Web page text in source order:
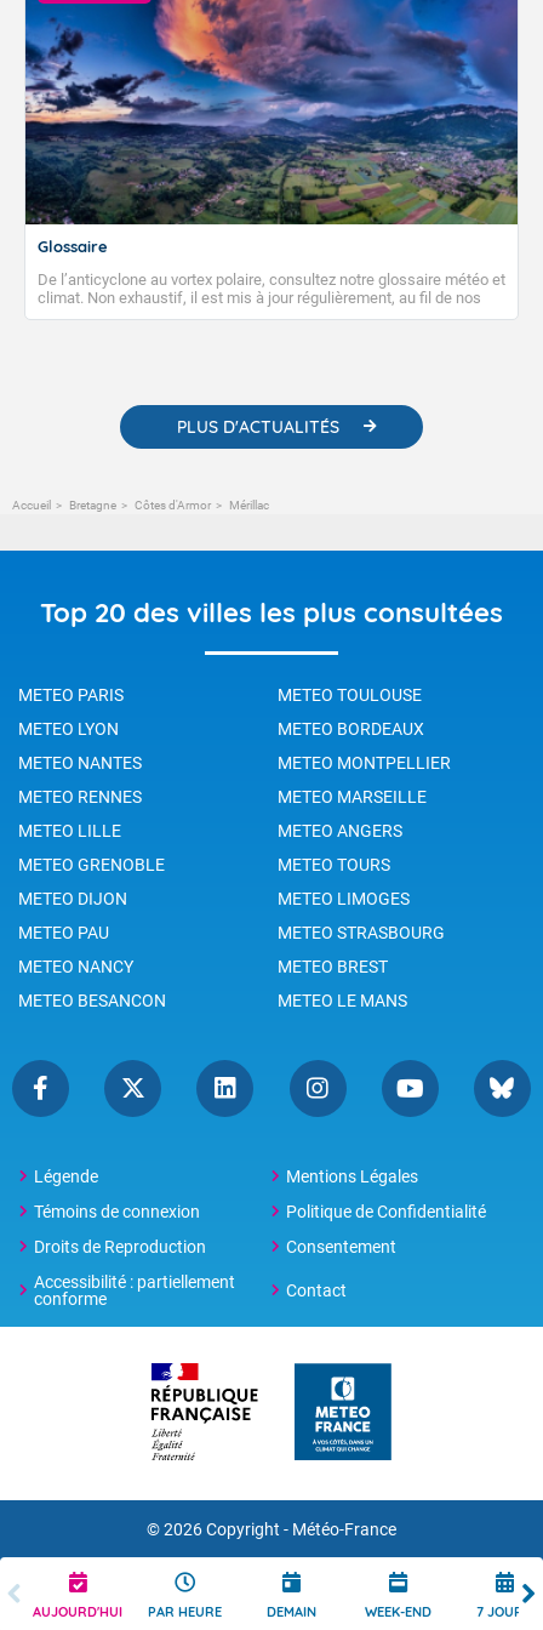
AUJOURD'HUI PAR HEURE DEMAIN WEEK-END 7 JOURS
Glossaire
De l’anticyclone au vortex polaire, consultez notre glossaire météo et
climat. Non exhaustif, il est mis à jour régulièrement, au fil de nos
publications. Vous y trouverez également des liens utiles vers nos
PLUS D'ACTUALITÉS
Accueil Bretagne Côtes d'Armor Mérillac
Top 20 des villes les plus consultées
METEO PARIS
METEO TOULOUSE
METEO LYON
METEO BORDEAUX
METEO NANTES
METEO MONTPELLIER
METEO RENNES
METEO MARSEILLE
METEO LILLE
METEO ANGERS
METEO GRENOBLE
METEO TOURS
METEO DIJON
METEO LIMOGES
METEO PAU
METEO STRASBOURG
METEO NANCY
METEO BREST
METEO BESANCON
METEO LE MANS
Légende
Mentions Légales
Témoins de connexion
Politique de Confidentialité
Droits de Reproduction
Consentement
Accessibilité : partiellement
conforme
Contact
© 2026 Copyright - Météo-France